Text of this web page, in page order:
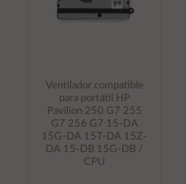
Ventilador compatible
para portátil HP
Pavilion 250 G7 255
G7 256 G7 15-DA
15G-DA 15T-DA 15Z-
DA 15-DB 15G-DB /
CPU